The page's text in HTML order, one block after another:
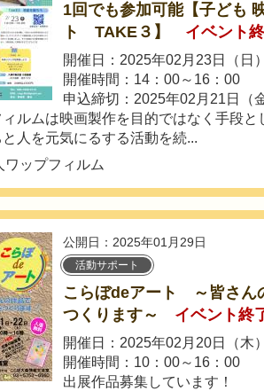
1回でも参加可能【子ども
ト TAKE３】
イベント
開催日：2025年02月23日（日）
開催時間：14：00～16：00
申込締切：2025年02月21日（金
ィルムは映画製作を目的ではなく手段
と人を元気にるする活動を続...
ワップフィルム
公開日：2025年01月29日
活動サポート
こらぼdeアート ～皆さん
つくります～
イベント終
開催日：2025年02月20日（木
開催時間：10：00～16：00
出展作品募集しています！